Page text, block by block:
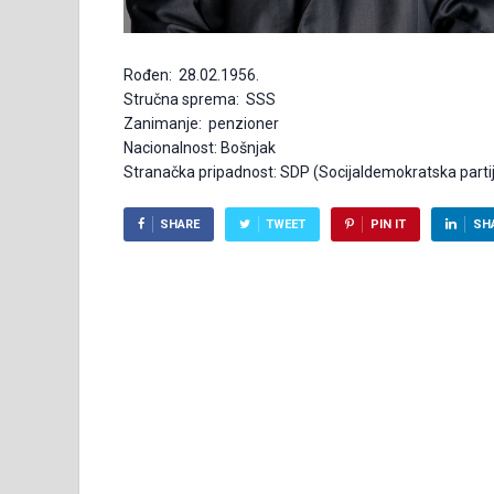
Rođen: 28.02.1956.
Stručna sprema: SSS
Zanimanje: penzioner
Nacionalnost: Bošnjak
Stranačka pripadnost: SDP (Socijaldemokratska
SHARE TWEET PIN IT